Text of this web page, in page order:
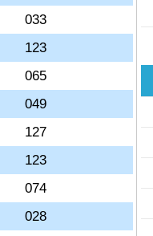
033
123
065
049
127
123
074
028